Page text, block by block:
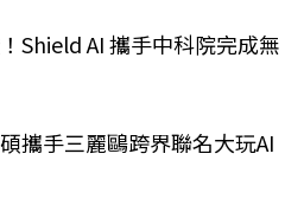
Shield AI 攜手中科院完成無
攜手三麗鷗跨界聯名大玩AI